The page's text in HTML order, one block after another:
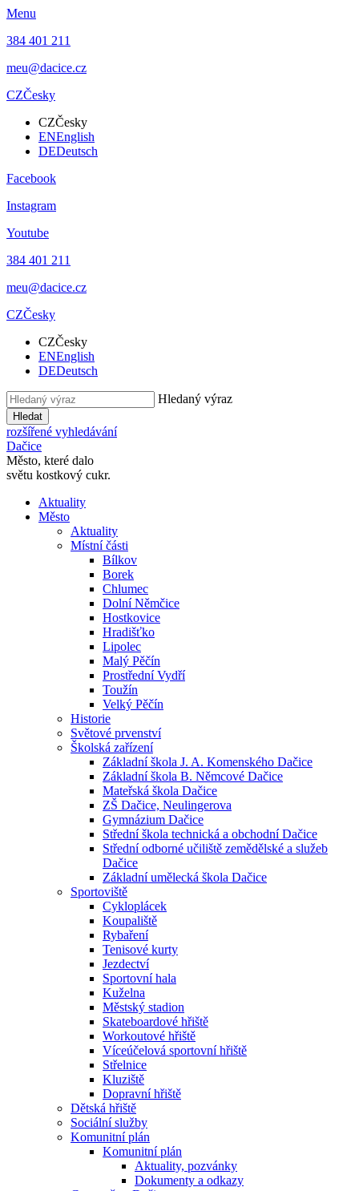
Menu
384 401 211
meu@dacice.cz
CZČesky
CZČesky
ENEnglish
DEDeutsch
Facebook
Instagram
Youtube
384 401 211
meu@dacice.cz
CZČesky
CZČesky
ENEnglish
DEDeutsch
Hledaný výraz
Hledat
rozšířené vyhledávání
Dačice
Město, které dalo
světu kostkový cukr.
Aktuality
Město
Aktuality
Místní části
Bílkov
Borek
Chlumec
Dolní Němčice
Hostkovice
Hradišťko
Lipolec
Malý Pěčín
Prostřední Vydří
Toužín
Velký Pěčín
Historie
Světové prvenství
Školská zařízení
Základní škola J. A. Komenského Dačice
Základní škola B. Němcové Dačice
Mateřská škola Dačice
ZŠ Dačice, Neulingerova
Gymnázium Dačice
Střední škola technická a obchodní Dačice
Střední odborné učiliště zemědělské a služeb
Dačice
Základní umělecká škola Dačice
Sportoviště
Cykloplácek
Koupaliště
Rybaření
Tenisové kurty
Jezdectví
Sportovní hala
Kuželna
Městský stadion
Skateboardové hřiště
Workoutové hřiště
Víceúčelová sportovní hřiště
Střelnice
Kluziště
Dopravní hřiště
Dětská hřiště
Sociální služby
Komunitní plán
Komunitní plán
Aktuality, pozvánky
Dokumenty a odkazy